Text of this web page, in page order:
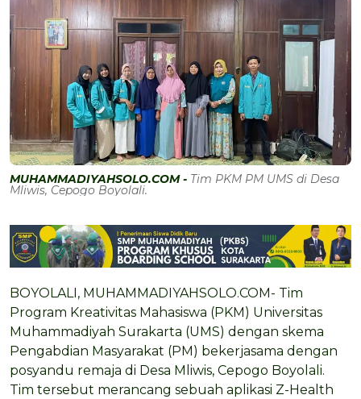
MUHAMMADIYAHSOLO.COM - Tim PKM PM UMS di Desa
Mliwis, Cepogo Boyolali.
BOYOLALI, MUHAMMADIYAHSOLO.COM- Tim
Program Kreativitas Mahasiswa (PKM) Universitas
Muhammadiyah Surakarta (UMS) dengan skema
Pengabdian Masyarakat (PM) bekerjasama dengan
posyandu remaja di Desa Mliwis, Cepogo Boyolali.
Tim tersebut merancang sebuah aplikasi Z-Health